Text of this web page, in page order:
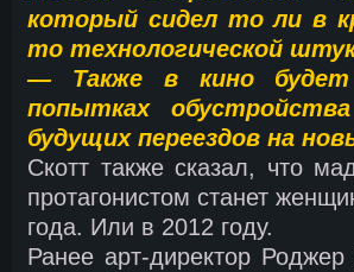
который сидел то ли в
то технологической
— Также в кино будет
попытках
будущих переездов на
Скотт также сказал, что
протагонистом станет
года. Или в 2012 году.
Ранее арт-директор